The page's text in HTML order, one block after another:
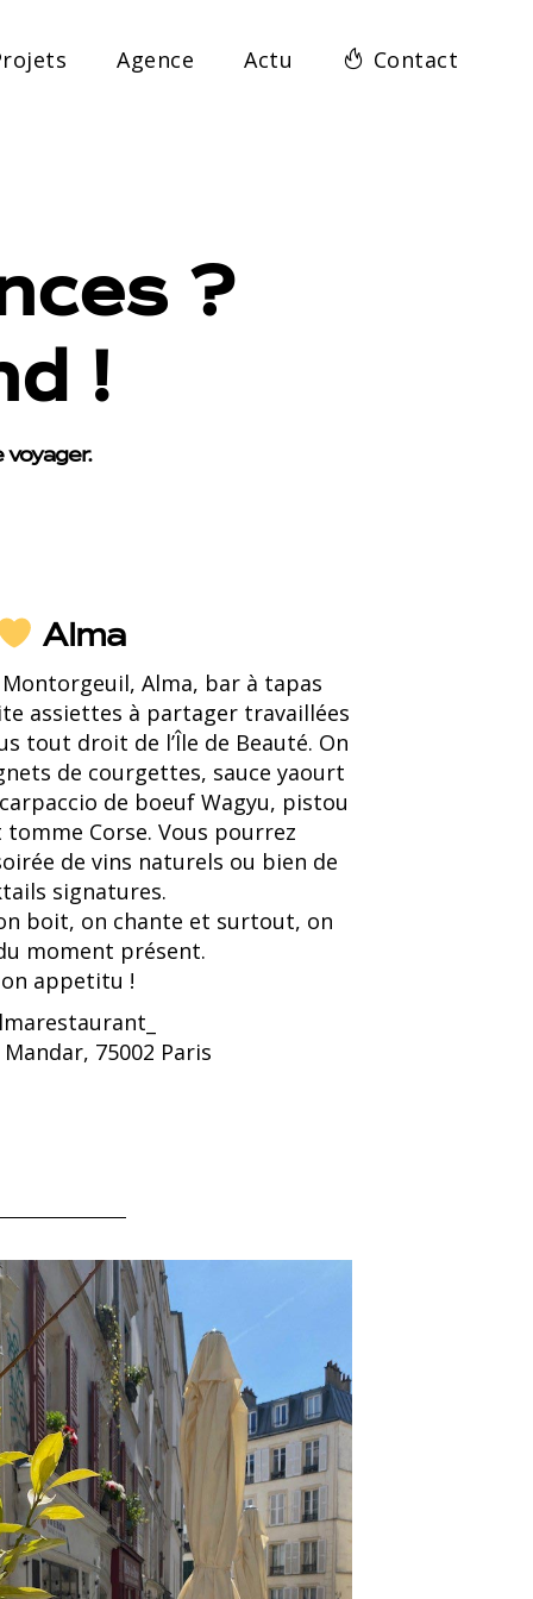
Agence Actu Contact
?
!
Alma
Alma, bar à tapas
assiettes à partager travaillées
tout droit de l’Île de Beauté. On
de courgettes, sauce yaourt
de boeuf Wagyu, pistou
Corse. Vous pourrez
de vins naturels ou bien de
signatures.
boit, on chante et surtout, on
moment présent.
appetitu !
75002 Paris